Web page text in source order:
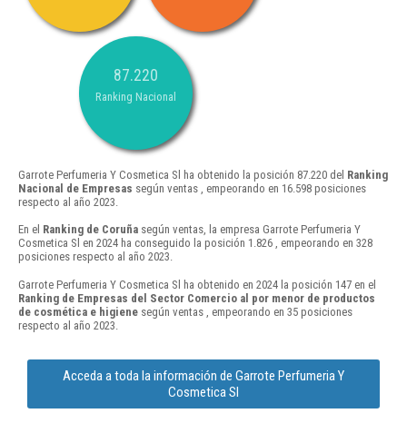
87.220
Ranking Nacional
Garrote Perfumeria Y Cosmetica Sl ha obtenido la posición 87.220 del Ranking
Nacional de Empresas según ventas , empeorando en 16.598 posiciones
respecto al año 2023.
En el Ranking de Coruña según ventas, la empresa Garrote Perfumeria Y
Cosmetica Sl en 2024 ha conseguido la posición 1.826 , empeorando en 328
posiciones respecto al año 2023.
Garrote Perfumeria Y Cosmetica Sl ha obtenido en 2024 la posición 147 en el
Ranking de Empresas del Sector Comercio al por menor de productos
de cosmética e higiene según ventas , empeorando en 35 posiciones
respecto al año 2023.
Acceda a toda la información de Garrote Perfumeria Y
Cosmetica Sl